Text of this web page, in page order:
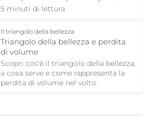
profonde dall'interno
5 minuti di lettura
Il triangolo della bellezza
Triangolo della bellezza e perdita
di volume
Scopri cos'è il triangolo della bellezza,
a cosa serve e come rappresenta la
perdita di volume nel volto.